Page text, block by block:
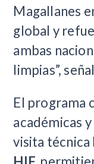
Magallanes
global y
ambas
limpias”,
El programa
académicas
visita técnica